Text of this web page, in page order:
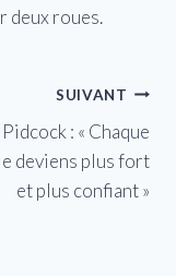
deux roues.
SUIVANT
: « Chaque
deviens plus fort
et plus confiant »